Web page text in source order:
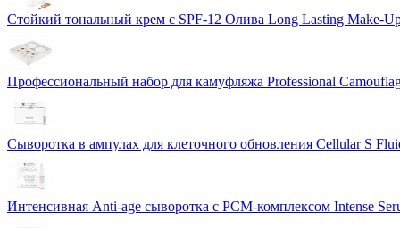
Стойкий тональный крем с SPF-12 Олива Long Lasting Make-
Профессиональный набор для камуфляжа Professional
Сыворотка в ампулах для клеточного обновления Cellular S
Интенсивная Anti-age сыворотка с PCM-комплексом Intense